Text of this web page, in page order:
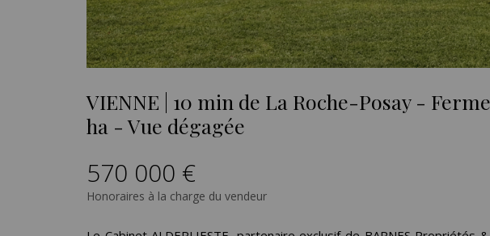
VIENNE | 10 min de La Roche-Posay -
ha - Vue dégagée
570 000 €
Honoraires à la charge du vendeur